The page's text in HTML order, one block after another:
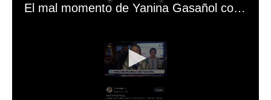
El mal momento de Yanina Gasañol con un hincha argentino en "Subrayado"